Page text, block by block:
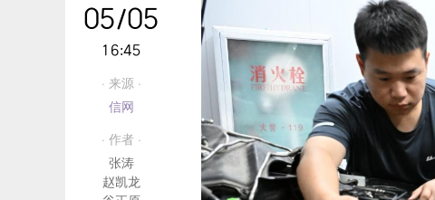
05/05
16:45
· 来源 ·
信网
· 作者 ·
张涛
赵凯龙